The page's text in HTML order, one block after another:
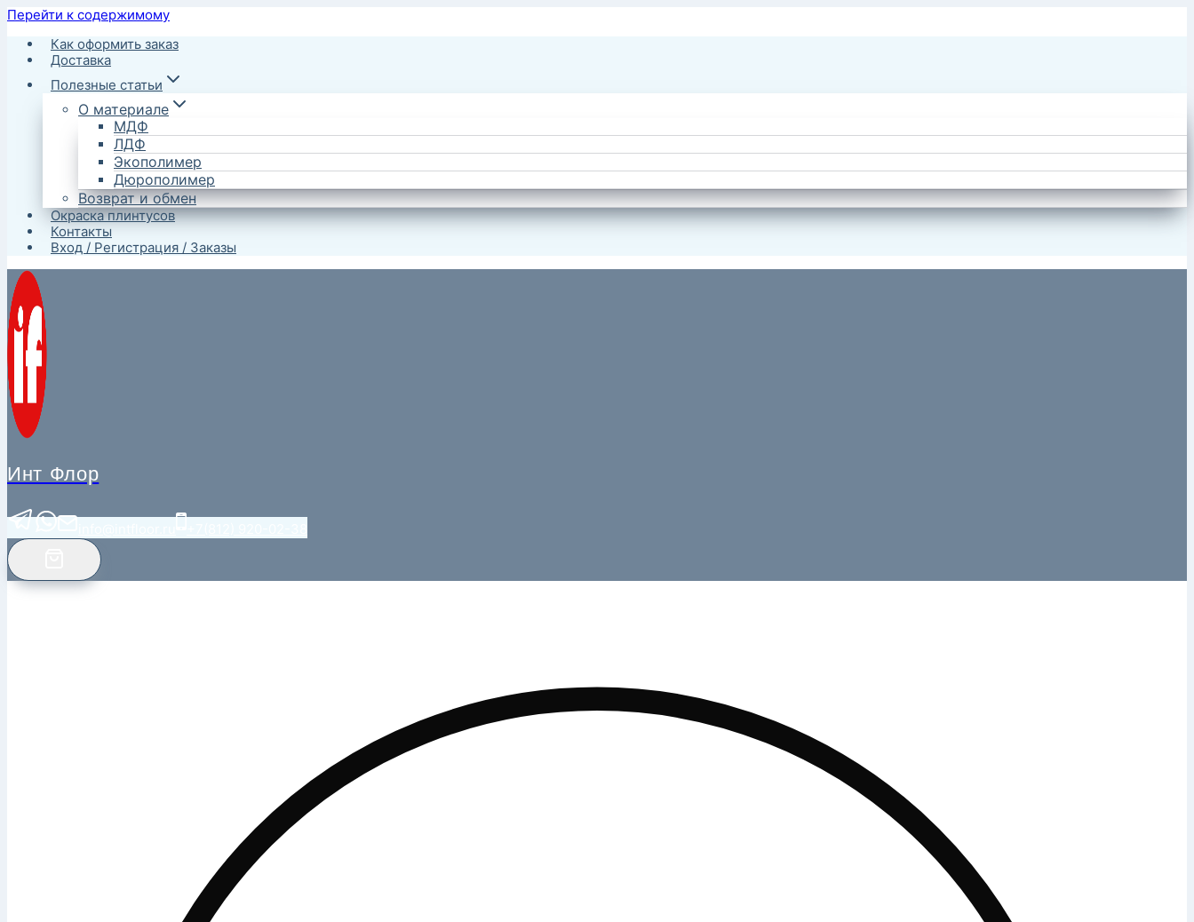
Перейти к содержимому
Как оформить заказ
Доставка
Полезные статьи
О материале
МДФ
ЛДФ
Экополимер
Дюрополимер
Возврат и обмен
Окраска плинтусов
Контакты
Вход / Регистрация / Заказы
Инт Флор